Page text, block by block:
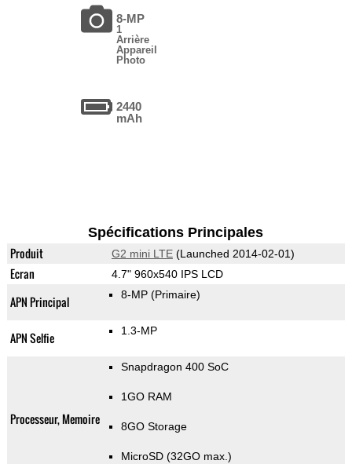
8-MP
1
Arrière
Appareil
Photo
2440
mAh
Spécifications Principales
Produit G2 mini LTE(Launched 2014-02-01)
Ecran 4.7" 960x540 IPS LCD
APN Principal 8-MP (Primaire)
APN Selfie 1.3-MP
Processeur, Memoire
Snapdragon 400 SoC
1GO RAM
8GO Storage
MicroSD (32GO max.)